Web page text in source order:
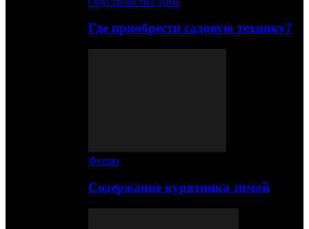
Где приобрести садовую технику?
Ферма
Содержание курятника зимой